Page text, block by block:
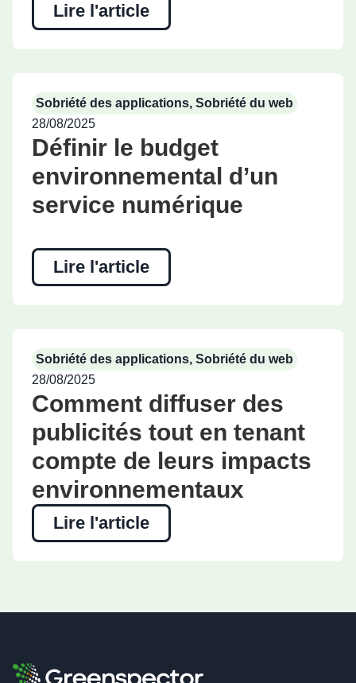
Lire l'article
Sobriété des applications, Sobriété du web
28/08/2025
Définir le budget
environnemental d’un
service numérique
Lire l'article
Sobriété des applications, Sobriété du web
28/08/2025
Comment diffuser des
publicités tout en tenant
compte de leurs impacts
environnementaux
Lire l'article